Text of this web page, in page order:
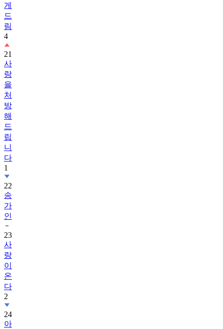
게
드
림
4
21
사
랑
을
처
방
해
드
립
니
다
1
22
송
가
인
23
사
랑
이
온
다
2
24
아